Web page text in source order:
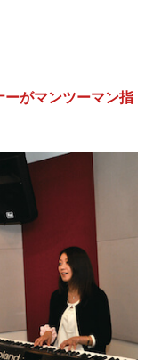
ーがマンツーマン指